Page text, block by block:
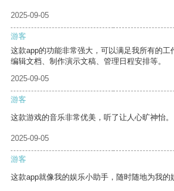
2025-09-05
游客
这款app的功能非常强大，可以满足我所有的工
编辑文档、制作演示文稿、管理日程安排等。
2025-09-05
游客
这款游戏的音乐非常优美，听了让人心旷神怡。
2025-09-05
游客
这款app就像我的娱乐小助手，随时随地为我的